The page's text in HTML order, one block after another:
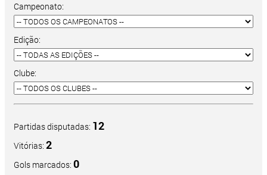
Campeonato:
Edição:
Clube:
Partidas disputadas: 12
Vitórias: 2
Gols marcados: 0